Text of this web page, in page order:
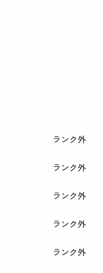
ランク外
ランク外
ランク外
ランク外
ランク外